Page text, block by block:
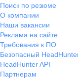
Поиск по резюме
О компании
Наши вакансии
Реклама на сайте
Требования к ПО
Безопасный
HeadHunter API
Партнерам